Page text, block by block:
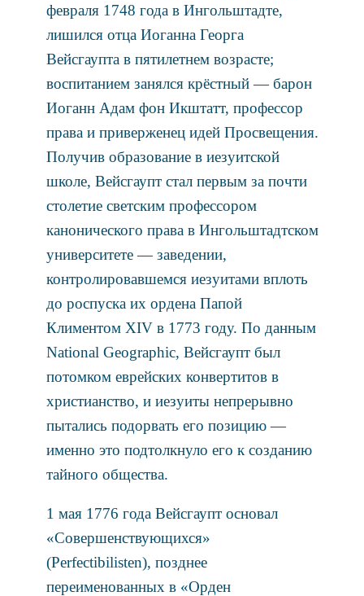
февраля 1748 года в Ингольштадте,
лишился отца Иоганна Георга
Вейсгаупта в пятилетнем возрасте;
воспитанием занялся крёстный — барон
Иоганн Адам фон Икштатт, профессор
права и приверженец идей Просвещения.
Получив образование в иезуитской
школе, Вейсгаупт стал первым за почти
столетие светским профессором
канонического права в Ингольштадтском
университете — заведении,
контролировавшемся иезуитами вплоть
до роспуска их ордена Папой
Климентом XIV в 1773 году. По данным
National Geographic, Вейсгаупт был
потомком еврейских конвертитов в
христианство, и иезуиты непрерывно
пытались подорвать его позицию —
именно это подтолкнуло его к созданию
тайного общества.
1 мая 1776 года Вейсгаупт основал
«Совершенствующихся»
(Perfectibilisten), позднее
переименованных в «Орден